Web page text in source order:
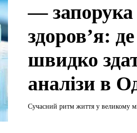
— запорука
здоров’я:
швидко
аналізи в
Сучасний ритм життя у великому